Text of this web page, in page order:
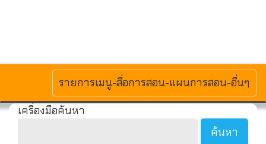
MENU
รายการเมนู-สื่อการสอน-แผนการสอน-อื่นๆ
เครื่องมือค้นหา